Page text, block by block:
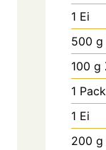
1 Ei
500 g
100 g
1
1 Ei
200 g